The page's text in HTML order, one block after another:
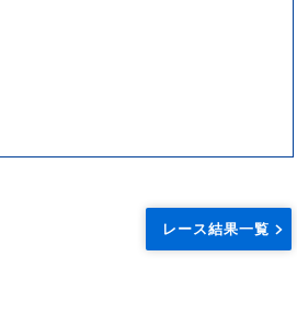
レース結果一覧